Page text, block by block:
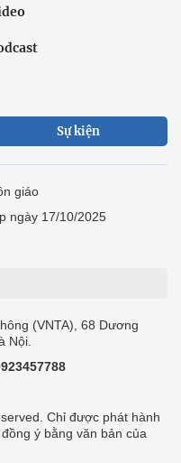
Sự kiện
giáo
ngày 17/10/2025
(VNTA), 68 Dương
Nội.
Chỉ được phát hành
ý bằng văn bản của